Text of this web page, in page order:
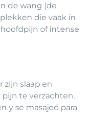
de wang (de
die vaak in
of intense
zijn slaap en
pijn te verzachten.
y se masajeó para